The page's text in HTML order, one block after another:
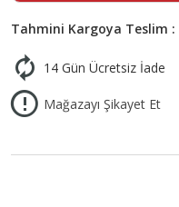
Tahmini Kargoya Teslim :
14 Gün Ücretsiz İade
Mağazayı Şikayet Et